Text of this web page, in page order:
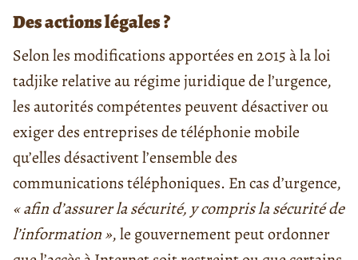
Des actions légales ?
Selon les modifications apportées en 2015 à la loi
tadjike relative au régime juridique de l’urgence,
les autorités compétentes peuvent désactiver ou
exiger des entreprises de téléphonie mobile
qu’elles désactivent l’ensemble des
communications téléphoniques. En cas d’urgence,
« afin d’assurer la sécurité, y compris la sécurité de
l’information », le gouvernement peut ordonner